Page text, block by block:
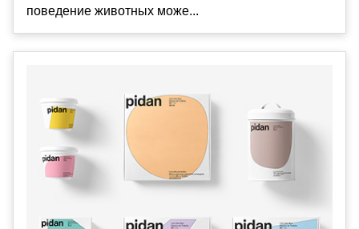
поведение животных може...